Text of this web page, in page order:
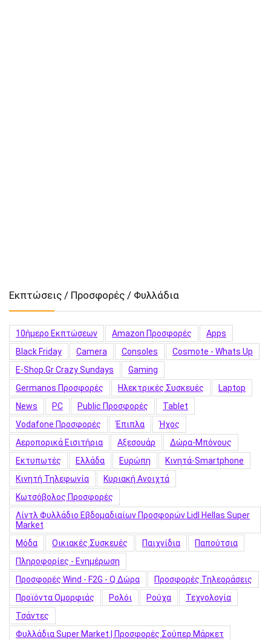
Εκπτώσεις / Προσφορές / Φυλλάδια
10ήμερο Εκπτώσεων Amazon Προσφορές
Apps
Black Friday
Camera Consoles
Cosmote - Whats Up
E-Shop.gr Crazy Sundays
Gaming
Germanos Προσφορές
Hλεκτρικές Συσκευές
Laptop
News
PC Public Προσφορές
Tablet
Vodafone Προσφορές
Έπιπλα
Ήχος
Αεροπορικά Εισιτήρια
Αξεσουάρ
Δώρα-Μπόνους
Εκτυπωτές
Ελλάδα Ευρώπη
Κινητά-Smartphone
Κινητή Τηλεφωνία
Κυριακή Ανοιχτά
Κωτσόβολος Προσφορές
Λίντλ Φυλλάδιο Εβδομαδιαίων Προσφορών Lidl Hellas Super
Market
Μόδα
Οικιακές Συσκευές Παιχνίδια
Παπούτσια
Πληροφορίες - Ενημέρωση
Προσφορές Wind - F2G - Q Δώρα
Προσφορές Τηλεοράσεις
Προϊόντα Ομορφιάς
Ρολόι Ρούχα
Τεχνολογία
Τσάντες
Φυλλάδια Super Market | Προσφορές Σούπερ Μάρκετ